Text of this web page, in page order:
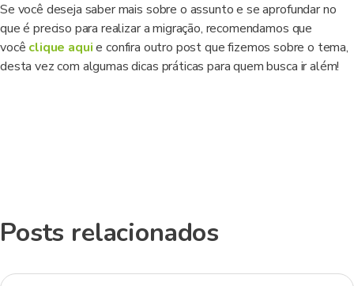
Se você deseja saber mais sobre o assunto e se aprofundar no
que é preciso para realizar a migração, recomendamos que
você clique aquie confira outro post que fizemos sobre o tema,
desta vez com algumas dicas práticas para quem busca ir além!
Posts relacionados